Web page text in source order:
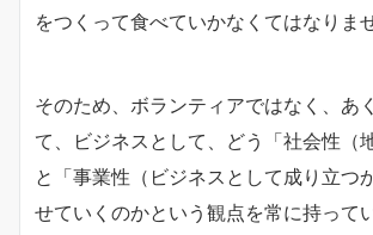
をつくって食べていかなくてはなりませ
そのため、ボランティアではなく、あ
て、ビジネスとして、どう「社会性（
と「事業性（ビジネスとして成り立つ
せていくのかという観点を常に持って